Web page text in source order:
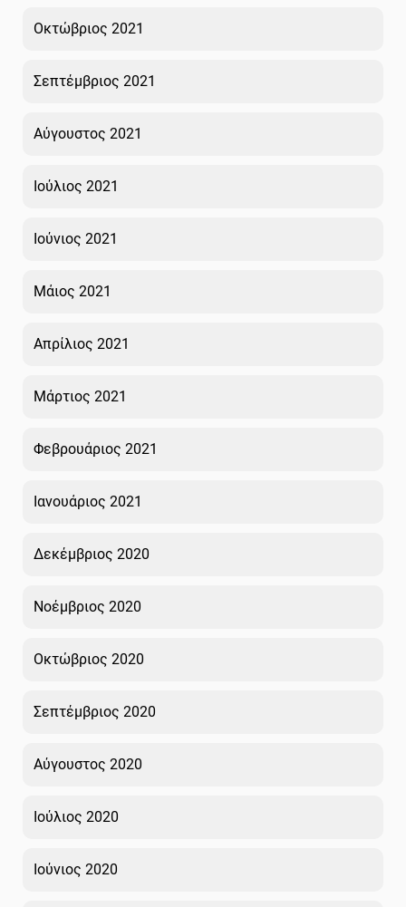
Οκτώβριος 2021
Σεπτέμβριος 2021
Αύγουστος 2021
Ιούλιος 2021
Ιούνιος 2021
Μάιος 2021
Απρίλιος 2021
Μάρτιος 2021
Φεβρουάριος 2021
Ιανουάριος 2021
Δεκέμβριος 2020
Νοέμβριος 2020
Οκτώβριος 2020
Σεπτέμβριος 2020
Αύγουστος 2020
Ιούλιος 2020
Ιούνιος 2020